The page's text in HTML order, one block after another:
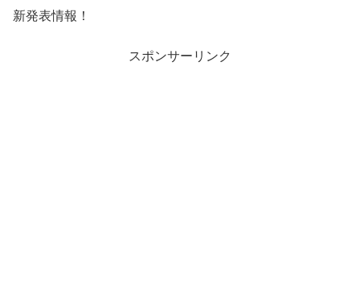
新発表情報！
スポンサーリンク